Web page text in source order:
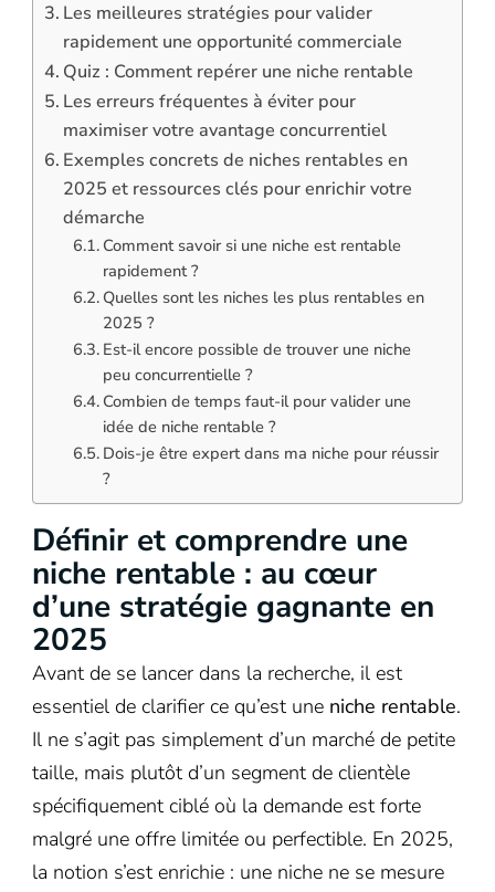
Les meilleures stratégies pour valider
rapidement une opportunité commerciale
Quiz : Comment repérer une niche rentable
Les erreurs fréquentes à éviter pour
maximiser votre avantage concurrentiel
Exemples concrets de niches rentables en
2025 et ressources clés pour enrichir votre
démarche
Comment savoir si une niche est rentable
rapidement ?
Quelles sont les niches les plus rentables en
2025 ?
Est-il encore possible de trouver une niche
peu concurrentielle ?
Combien de temps faut-il pour valider une
idée de niche rentable ?
Dois-je être expert dans ma niche pour réussir
?
Définir et comprendre une
niche rentable : au cœur
d’une stratégie gagnante en
2025
Avant de se lancer dans la recherche, il est
essentiel de clarifier ce qu’est une niche rentable.
Il ne s’agit pas simplement d’un marché de petite
taille, mais plutôt d’un segment de clientèle
spécifiquement ciblé où la demande est forte
malgré une offre limitée ou perfectible. En 2025,
la notion s’est enrichie : une niche ne se mesure